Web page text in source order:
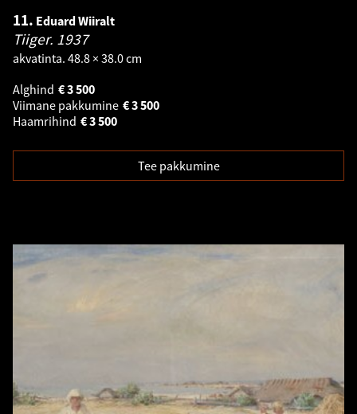
11. Eduard Wiiralt
Tiiger. 1937
akvatinta. 48.8 × 38.0 cm
Alghind
3 500
€
Viimane pakkumine
3 500
€
Haamrihind
3 500
€
Tee pakkumine